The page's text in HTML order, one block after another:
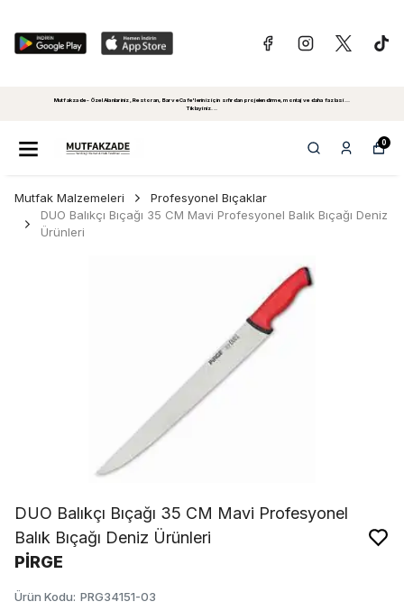
Mutfakzade - Özel Alanlariniz, Restoran, Bar ve Cafe'leriniz için sıfırdan projelendirme, montaj ve daha fazlasi...
Tiklayiniz...
0
Mutfak Malzemeleri
Profesyonel Bıçaklar
DUO Balıkçı Bıçağı 35 CM Mavi Profesyonel Balık Bıçağı Deniz
Ürünleri
DUO Balıkçı Bıçağı 35 CM Mavi Profesyonel
Balık Bıçağı Deniz Ürünleri
PİRGE
Ürün Kodu: PRG34151-03